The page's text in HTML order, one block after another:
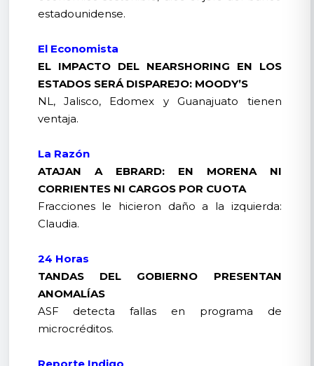
estadounidense.
El Economista
EL IMPACTO DEL NEARSHORING EN LOS
ESTADOS SERÁ DISPAREJO: MOODY’S
NL, Jalisco, Edomex y Guanajuato tienen
ventaja.
La Razón
ATAJAN A EBRARD: EN MORENA NI
CORRIENTES NI CARGOS POR CUOTA
Fracciones le hicieron daño a la izquierda:
Claudia.
24 Horas
TANDAS DEL GOBIERNO PRESENTAN
ANOMALÍAS
ASF detecta fallas en programa de
microcréditos.